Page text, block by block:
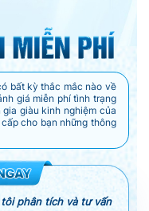
bất kỳ thắc mắc nào về
giá miễn phí tình trạng
giàu kinh nghiệm của
cho bạn những thông
phân tích và tư vấn